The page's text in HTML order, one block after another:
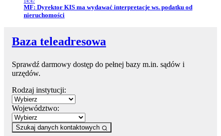
Przejdź do artykułu:
MF: Dyrektor KIS ma wydawać interpretacje ws. podatku od
nieruchomości
Baza teleadresowa
Sprawdź darmowy dostęp do pełnej bazy m.in. sądów i
urzędów.
Rodzaj instytucji:
Województwo:
Szukaj danych kontaktowych